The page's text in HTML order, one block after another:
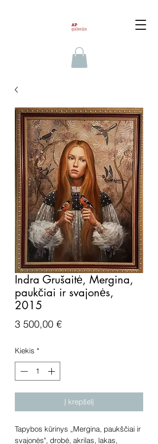
Indra Grušaitė, Mergina,
paukčiai ir svajonės,
2015
3 500,00 €Price
Kiekis *
Į krepšelį
Tapybos kūrinys „Mergina, paukščiai ir
svajonės", drobė, akrilas, lakas,